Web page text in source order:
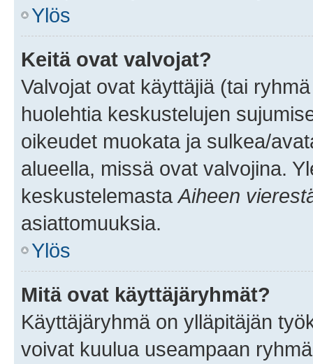
Ylös
Keitä ovat valvojat?
Valvojat ovat käyttäjiä (tai
huolehtia keskustelujen
oikeudet muokata ja sulkea/
alueella, missä ovat valvojina.
keskustelemasta Aiheen
asiattomuuksia.
Ylös
Mitä ovat käyttäjäryhmät?
Käyttäjäryhmä on ylläpitäjän
voivat kuulua useampaan